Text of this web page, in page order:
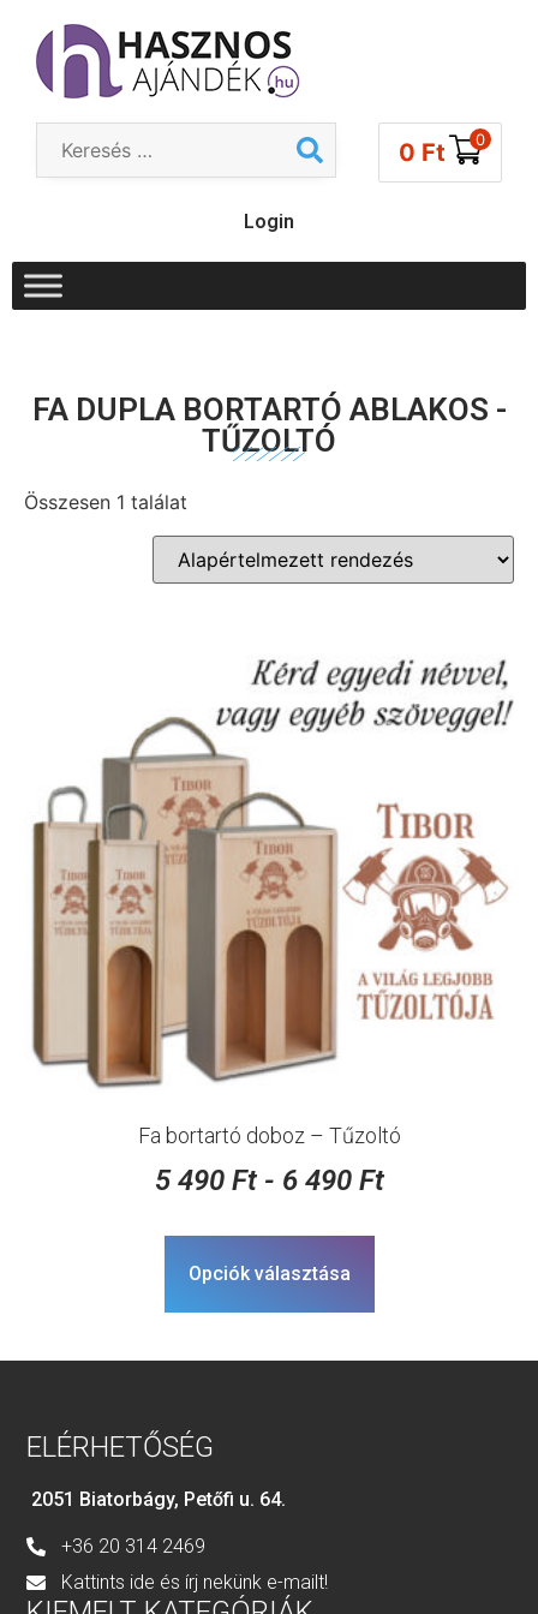
0 Ft 0
Login
FA DUPLA BORTARTÓ ABLAKOS -
TŰZOLTÓ
Összesen 1 találat
Fa bortartó doboz – Tűzoltó
5 490 Ft- 6 490 Ft
Opciók választása
ELÉRHETŐSÉG
2051 Biatorbágy, Petőfi u. 64.
+36 20 314 2469
Kattints ide és írj nekünk e-mailt!